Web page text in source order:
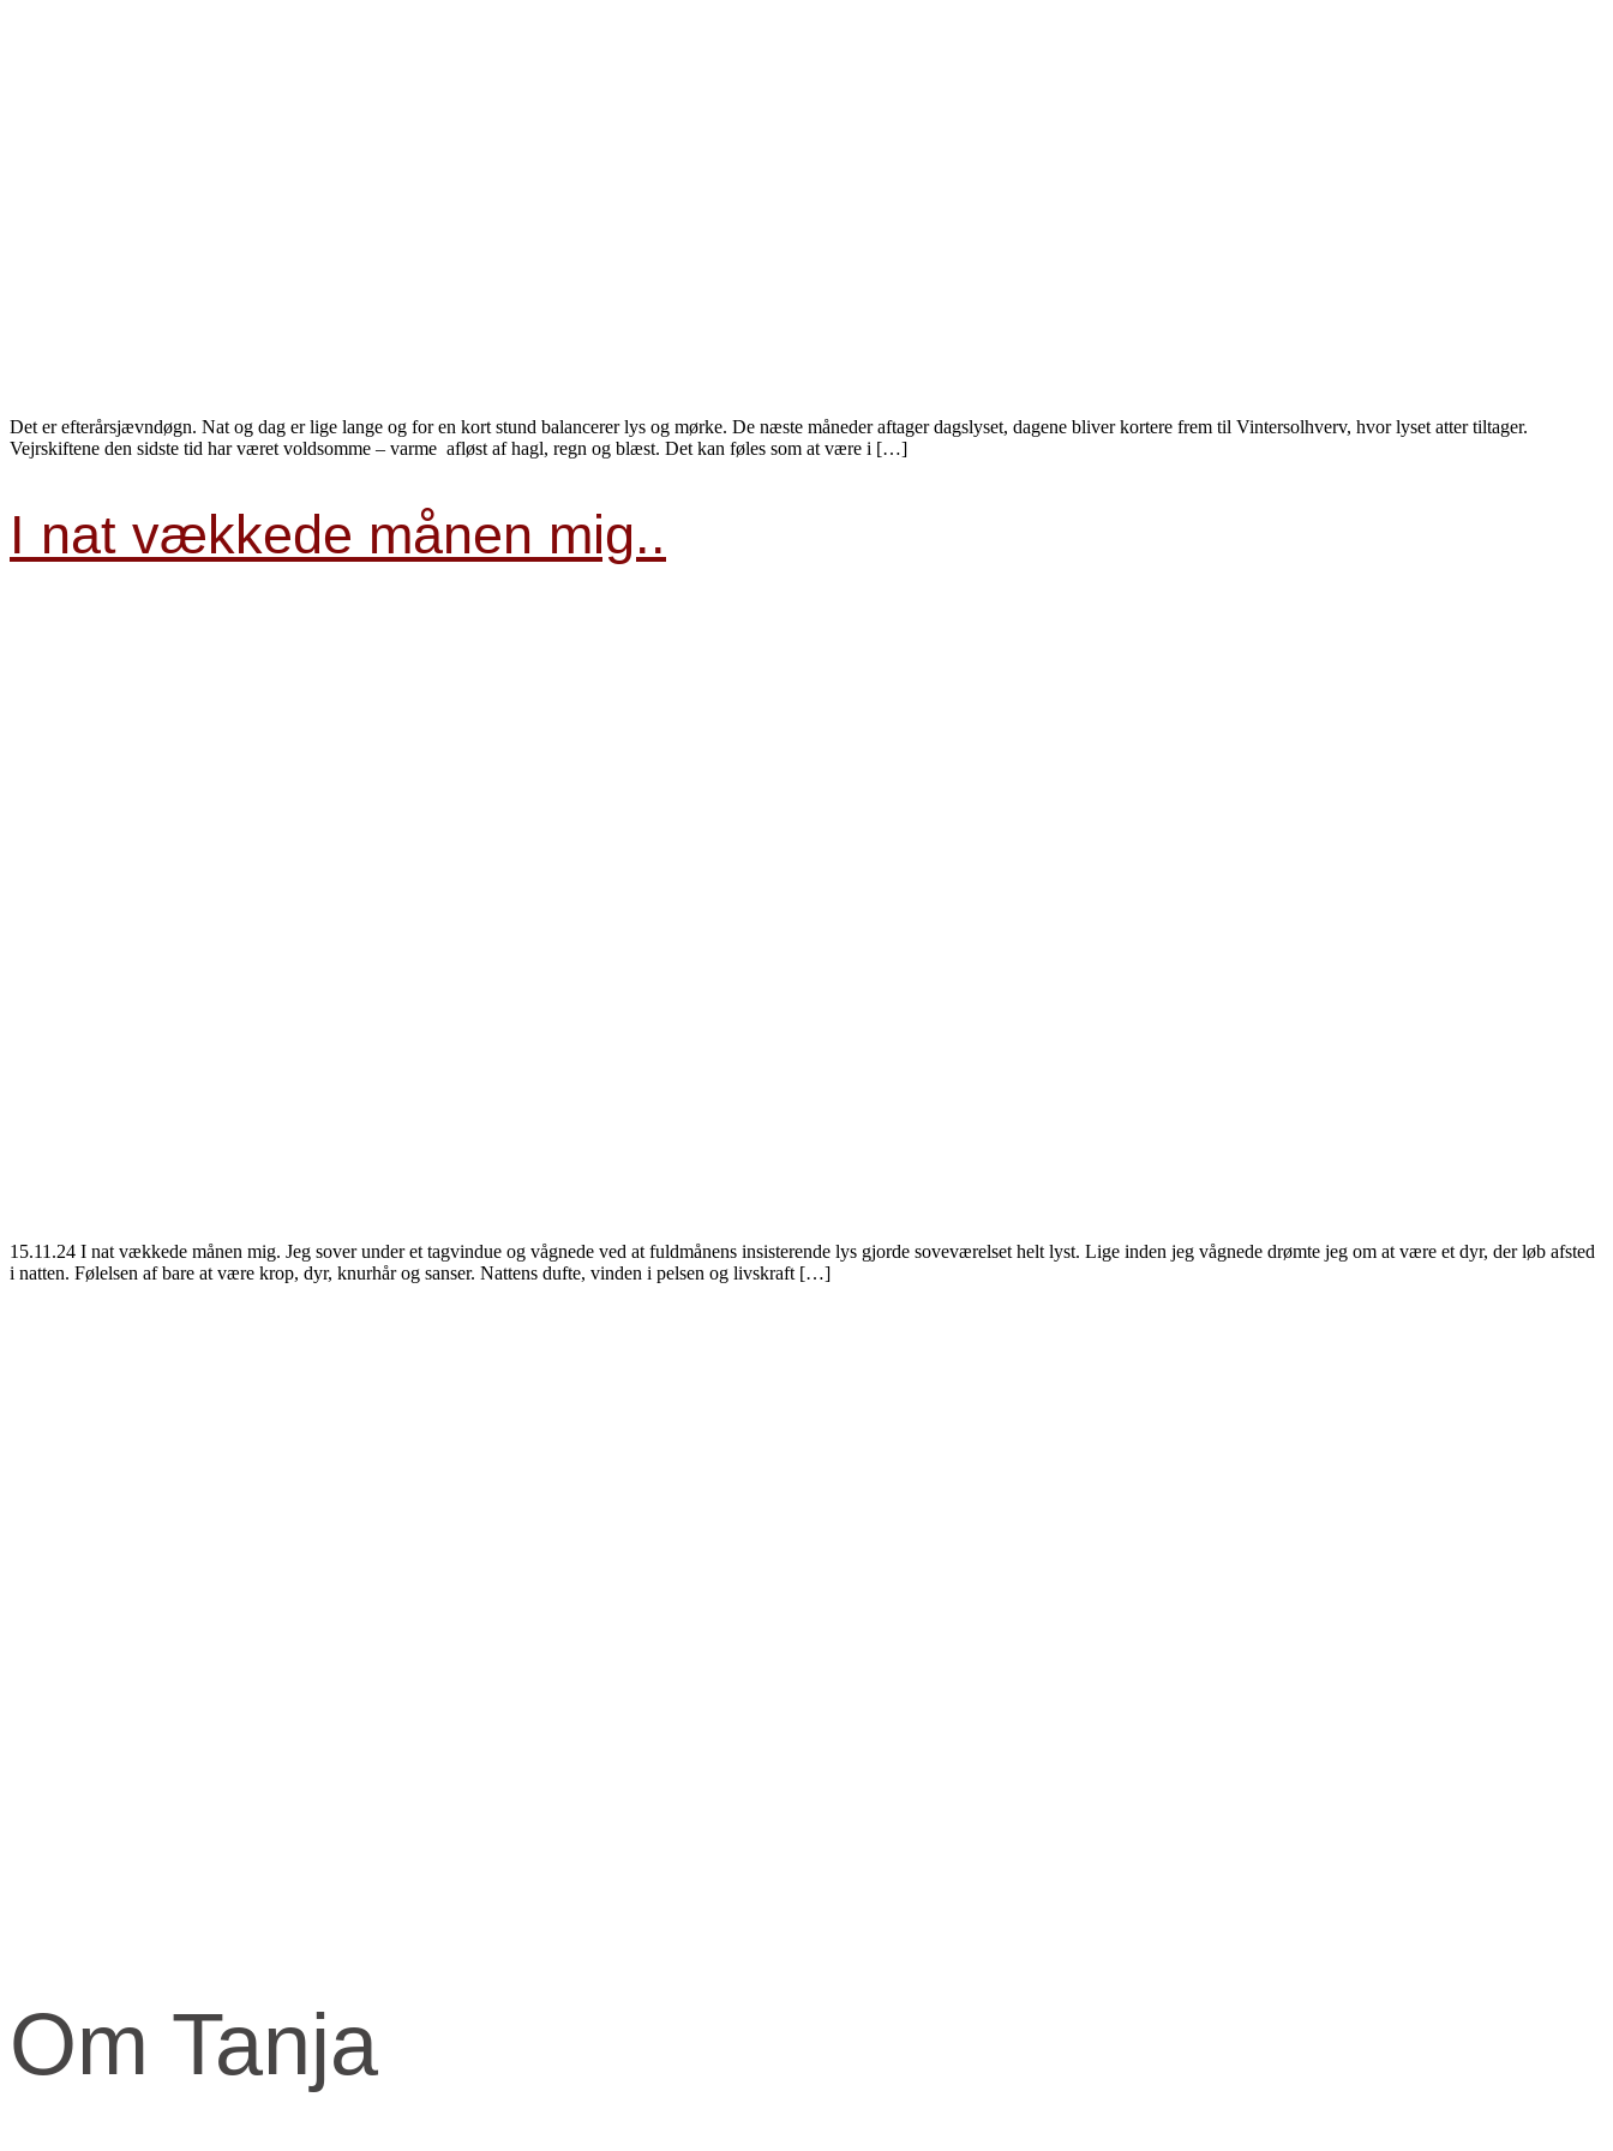
Det er efterårsjævndøgn. Nat og dag er lige lange og for en kort stund balancerer lys og mørke. De næste måneder aftager dagslyset, dagene bliver kortere frem til Vintersolhverv, hvor lyset atter tiltager.
Vejrskiftene den sidste tid har været voldsomme – varme afløst af hagl, regn og blæst. Det kan føles som at være i […]
I nat vækkede månen mig..
15.11.24 I nat vækkede månen mig. Jeg sover under et tagvindue og vågnede ved at fuldmånens insisterende lys gjorde soveværelset helt lyst. Lige inden jeg vågnede drømte jeg om at være et dyr, der løb afsted
i natten. Følelsen af bare at være krop, dyr, knurhår og sanser. Nattens dufte, vinden i pelsen og livskraft […]
Om Tanja